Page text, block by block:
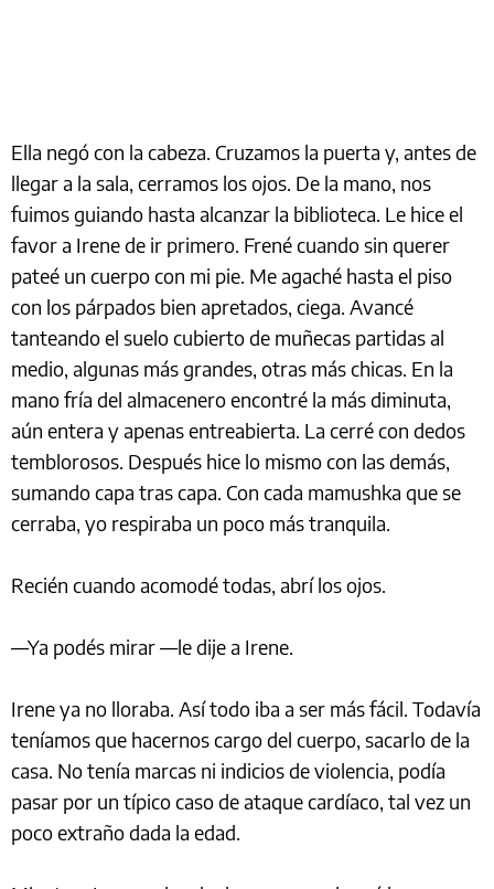
Ella negó con la cabeza. Cruzamos la puerta y, antes de
llegar a la sala, cerramos los ojos. De la mano, nos
fuimos guiando hasta alcanzar la biblioteca. Le hice el
favor a Irene de ir primero. Frené cuando sin querer
pateé un cuerpo con mi pie. Me agaché hasta el piso
con los párpados bien apretados, ciega. Avancé
tanteando el suelo cubierto de muñecas partidas al
medio, algunas más grandes, otras más chicas. En la
mano fría del almacenero encontré la más diminuta,
aún entera y apenas entreabierta. La cerré con dedos
temblorosos. Después hice lo mismo con las demás,
sumando capa tras capa. Con cada mamushka que se
cerraba, yo respiraba un poco más tranquila.
Recién cuando acomodé todas, abrí los ojos.
—Ya podés mirar —le dije a Irene.
Irene ya no lloraba. Así todo iba a ser más fácil. Todavía
teníamos que hacernos cargo del cuerpo, sacarlo de la
casa. No tenía marcas ni indicios de violencia, podía
pasar por un típico caso de ataque cardíaco, tal vez un
poco extraño dada la edad.